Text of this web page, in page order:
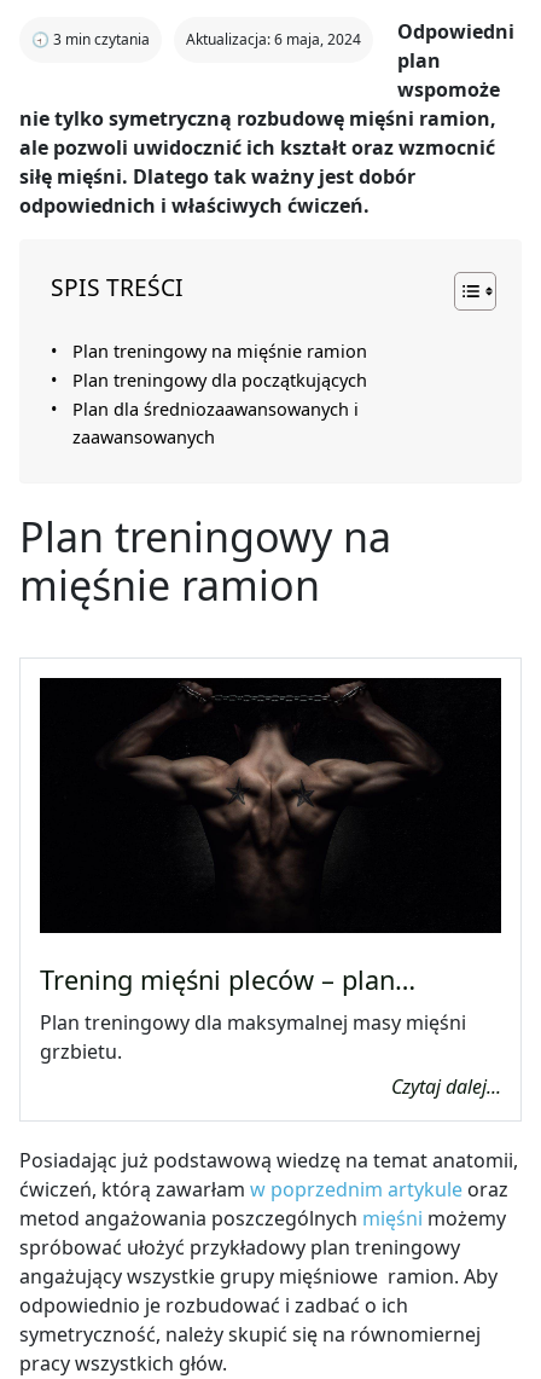
🕣 3 min czytania Aktualizacja: 6 maja, 2024
Odpowiedni
plan
wspomoże
nie tylko symetryczną rozbudowę mięśni ramion,
ale pozwoli uwidocznić ich kształt oraz wzmocnić
siłę mięśni. Dlatego tak ważny jest dobór
odpowiednich i właściwych ćwiczeń.
SPIS TREŚCI
Plan treningowy na mięśnie ramion
Plan treningowy dla początkujących
Plan dla średniozaawansowanych i
zaawansowanych
Plan treningowy na
mięśnie ramion
Trening mięśni pleców – plan…
Plan treningowy dla maksymalnej masy mięśni
grzbietu.
Czytaj dalej...
Posiadając już podstawową wiedzę na temat anatomii,
ćwiczeń, którą zawarłam w poprzednim artykule oraz
metod angażowania poszczególnych mięśni możemy
spróbować ułożyć przykładowy plan treningowy
angażujący wszystkie grupy mięśniowe ramion. Aby
odpowiednio je rozbudować i zadbać o ich
symetryczność, należy skupić się na równomiernej
pracy wszystkich głów.